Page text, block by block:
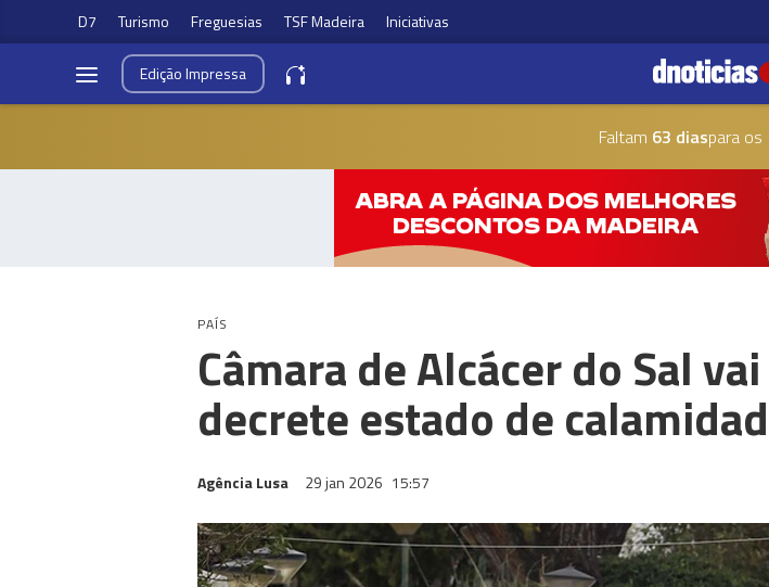
D7 Turismo Freguesias TSF Madeira Iniciativas
EdiçãoImpressa
Faltam 63 diaspara os
PAÍS
Câmara de Alcácer do Sal
decrete estado de
Agência Lusa 29 jan 2026 15:57